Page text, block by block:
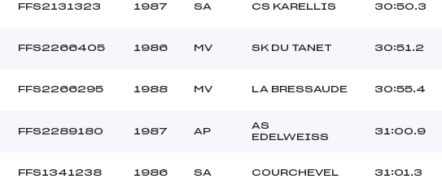
FFS2131323 1987 SA CS KARELLIS 30:50.3
FFS2266405 1986 MV SK DU TANET 30:51.2
FFS2266295 1988 MV LA BRESSAUDE 30:55.4
FFS2289180 1987 AP
AS
EDELWEISS
31:00.9
FFS1341238 1986 SA COURCHEVEL 31:01.3